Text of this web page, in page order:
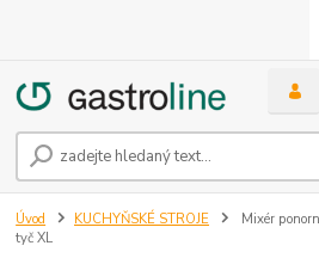
Úvod KUCHYŇSKÉ STROJE
Mixér
tyč XL